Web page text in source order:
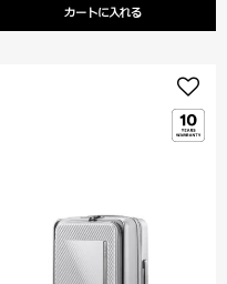
カートに入れる